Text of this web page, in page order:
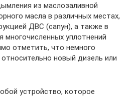
из маслозаливной
масла в различных местах,
ДВС (сапун), а также в
многочисленных уплотнений
отметить, что немного
новый дизель или
устройство, которое